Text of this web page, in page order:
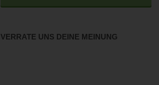
VERRATE UNS DEINE MEINUNG